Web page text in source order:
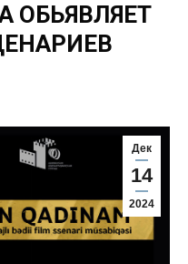
ОБЬЯВЛЯЕТ
Дек
14
2024